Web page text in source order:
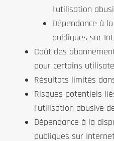
l’utilisation
Dépendance à
publiques sur
Coût des
pour certains
Résultats limités
Risques potentiels
l’utilisation abusive
Dépendance à la
publiques sur